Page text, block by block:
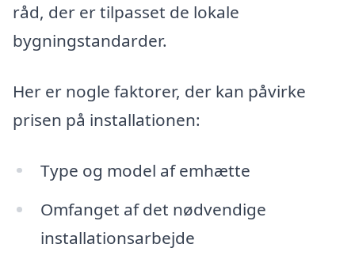
råd, der er tilpasset de lokale
bygningstandarder.
Her er nogle faktorer, der kan påvirke
prisen på installationen:
Type og model af emhætte
Omfanget af det nødvendige
installationsarbejde